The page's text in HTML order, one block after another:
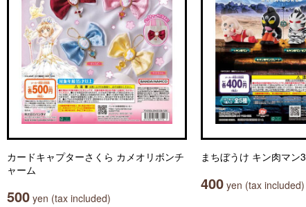
カードキャプターさくら カメオリボンチ
ャーム
500 yen (tax included)
まちぼうけ キン肉マン3
400 yen (tax included)